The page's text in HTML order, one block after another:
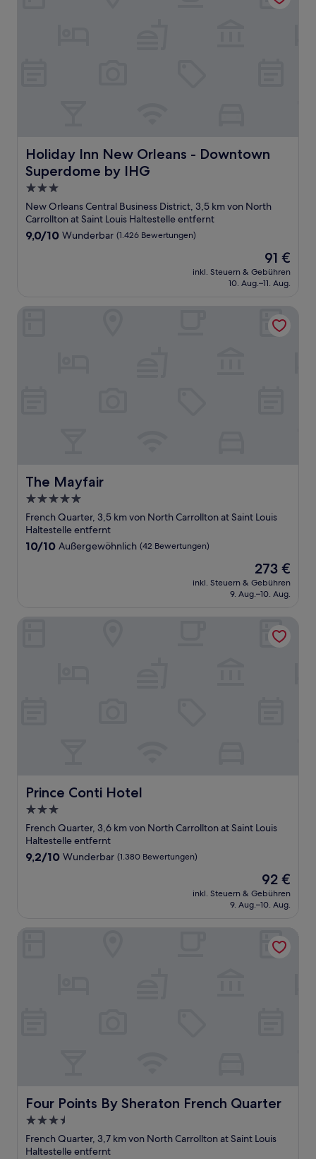
Holiday Inn New Orleans - Downtown
Superdome by IHG
Holiday Inn New Orleans - Downtown Superdome by
3.0-
Sterne-
Unterkunft
New Orleans Central Business District, 3,5 km von North
Carrollton at Saint Louis Haltestelle entfernt
9.0
9,0/10 Wunderbar (1.426 Bewertungen)
Der
Preis
beträgt
91 €
inkl. Steuern & Gebühren
10. Aug.–11. Aug.
The Mayfair
The Mayfair
5.0-
Sterne-
Unterkunft
French Quarter, 3,5 km von North Carrollton at Saint Louis
Haltestelle entfernt
10.0
10/10 Außergewöhnlich (42 Bewertungen)
Der
Preis
beträgt
273 €
inkl. Steuern & Gebühren
9. Aug.–10. Aug.
Prince Conti Hotel
Prince Conti Hotel
3.0-
Sterne-
Unterkunft
French Quarter, 3,6 km von North Carrollton at Saint Louis
Haltestelle entfernt
9.2
9,2/10 Wunderbar (1.380 Bewertungen)
Der
Preis
beträgt
92 €
inkl. Steuern & Gebühren
9. Aug.–10. Aug.
Four Points By Sheraton French Quarter
Four Points By Sheraton French Quarter
3.5-
Sterne-
Unterkunft
French Quarter, 3,7 km von North Carrollton at Saint Louis
Haltestelle entfernt